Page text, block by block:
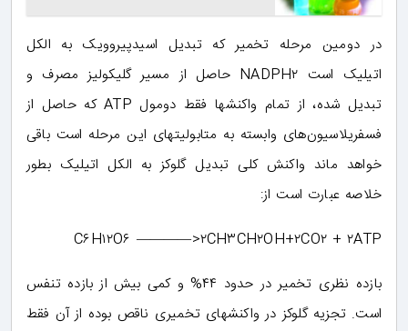
در دومین مرحله تخمیر که تبدیل اسیدپیروویک به الکل
اتیلیک است NADPH۲ حاصل از مسیر گلیکولیز مصرف و
تبدیل شده، از تمام واکنشها فقط دومول ATP که حاصل از
فسفریلاسیون‌های وابسته به متابولیتهای این مرحله است باقی
خواهد ماند واکنش کلی تبدیل گلوکز به الکل اتیلیک بطور
خلاصه عبارت است از:
C۶H۱۲O۶ ————>۲CH۳CH۲OH+۲CO۲ + ۲ATP
بازده نظری تخمیر در حدود ۴۴% و کمی بیش از بازده تنفس
است. تجزیه گلوکز در واکنشهای تخمیری ناقص بوده از آن فقط